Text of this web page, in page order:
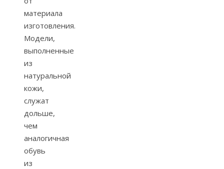
материала
изготовления.
Модели,
выполненные
из
натуральной
кожи,
служат
дольше,
чем
аналогичная
обувь
из